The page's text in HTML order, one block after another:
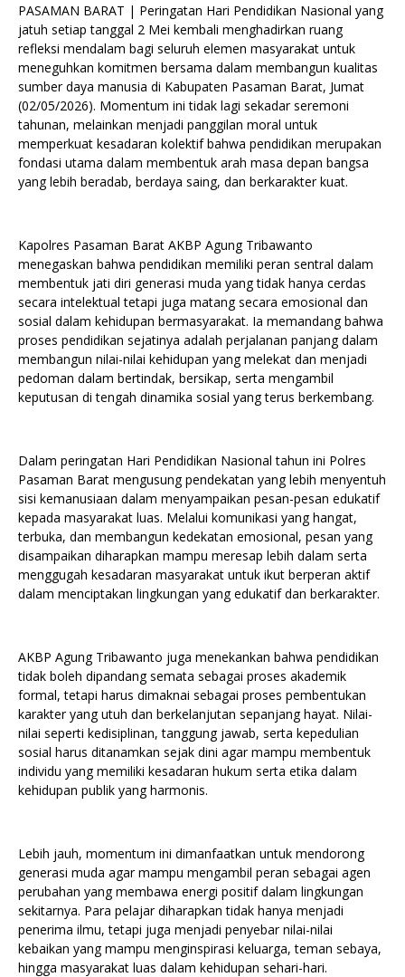
PASAMAN BARAT | Peringatan Hari Pendidikan Nasional yang
jatuh setiap tanggal 2 Mei kembali menghadirkan ruang
refleksi mendalam bagi seluruh elemen masyarakat untuk
meneguhkan komitmen bersama dalam membangun kualitas
sumber daya manusia di Kabupaten Pasaman Barat, Jumat
(02/05/2026). Momentum ini tidak lagi sekadar seremoni
tahunan, melainkan menjadi panggilan moral untuk
memperkuat kesadaran kolektif bahwa pendidikan merupakan
fondasi utama dalam membentuk arah masa depan bangsa
yang lebih beradab, berdaya saing, dan berkarakter kuat.
Kapolres Pasaman Barat AKBP Agung Tribawanto
menegaskan bahwa pendidikan memiliki peran sentral dalam
membentuk jati diri generasi muda yang tidak hanya cerdas
secara intelektual tetapi juga matang secara emosional dan
sosial dalam kehidupan bermasyarakat. Ia memandang bahwa
proses pendidikan sejatinya adalah perjalanan panjang dalam
membangun nilai-nilai kehidupan yang melekat dan menjadi
pedoman dalam bertindak, bersikap, serta mengambil
keputusan di tengah dinamika sosial yang terus berkembang.
Dalam peringatan Hari Pendidikan Nasional tahun ini Polres
Pasaman Barat mengusung pendekatan yang lebih menyentuh
sisi kemanusiaan dalam menyampaikan pesan-pesan edukatif
kepada masyarakat luas. Melalui komunikasi yang hangat,
terbuka, dan membangun kedekatan emosional, pesan yang
disampaikan diharapkan mampu meresap lebih dalam serta
menggugah kesadaran masyarakat untuk ikut berperan aktif
dalam menciptakan lingkungan yang edukatif dan berkarakter.
AKBP Agung Tribawanto juga menekankan bahwa pendidikan
tidak boleh dipandang semata sebagai proses akademik
formal, tetapi harus dimaknai sebagai proses pembentukan
karakter yang utuh dan berkelanjutan sepanjang hayat. Nilai-
nilai seperti kedisiplinan, tanggung jawab, serta kepedulian
sosial harus ditanamkan sejak dini agar mampu membentuk
individu yang memiliki kesadaran hukum serta etika dalam
kehidupan publik yang harmonis.
Lebih jauh, momentum ini dimanfaatkan untuk mendorong
generasi muda agar mampu mengambil peran sebagai agen
perubahan yang membawa energi positif dalam lingkungan
sekitarnya. Para pelajar diharapkan tidak hanya menjadi
penerima ilmu, tetapi juga menjadi penyebar nilai-nilai
kebaikan yang mampu menginspirasi keluarga, teman sebaya,
hingga masyarakat luas dalam kehidupan sehari-hari.